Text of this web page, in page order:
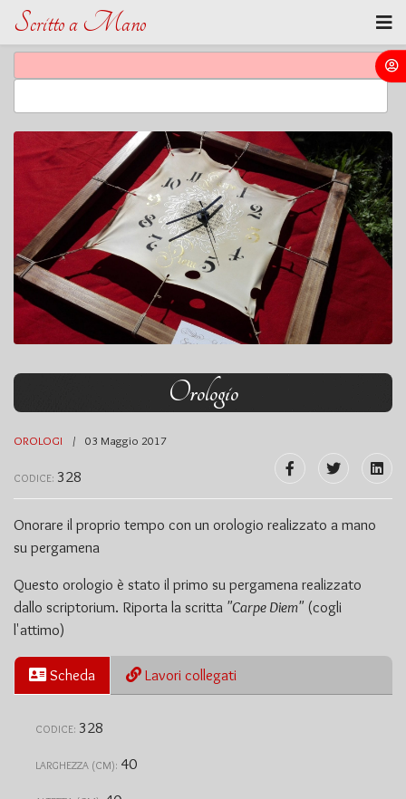
Scritto a Mano
Orologio
OROLOGI 03 Maggio 2017
CODICE: 328
Onorare il proprio tempo con un orologio realizzato a mano
su pergamena
Questo orologio è stato il primo su pergamena realizzato
dallo scriptorium. Riporta la scritta "Carpe Diem" (cogli
l'attimo)
Scheda Lavori collegati
CODICE: 328
LARGHEZZA (CM): 40